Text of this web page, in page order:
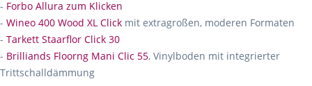
- Forbo Allura zum Klicken
- Wineo 400 Wood XL Click mit extragroßen, moderen Formaten
- Tarkett Staarflor Click 30
- Brilliands Floorng Mani Clic 55, Vinylboden mit integrierter
Trittschalldämmung